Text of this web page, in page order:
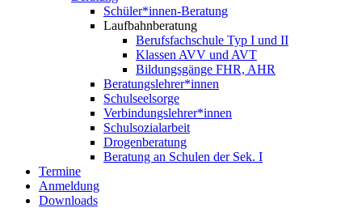
Schüler*innen-Beratung
Laufbahnberatung
Berufsfachschule Typ I und II
Klassen AVV und AVT
Bildungsgänge FHR, AHR
Beratungslehrer*innen
Schulseelsorge
Verbindungslehrer*innen
Schulsozialarbeit
Drogenberatung
Beratung an Schulen der Sek. I
Termine
Anmeldung
Downloads